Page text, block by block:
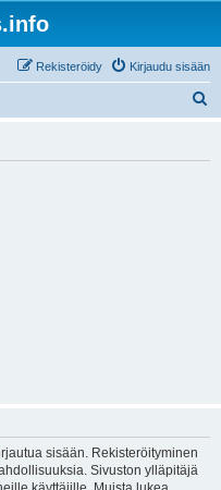
Kirjaudu sisään
Rekisteröidy
sisään. Rekisteröityminen
Sivuston ylläpitäjä